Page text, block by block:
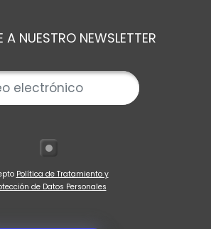
A NUESTRO NEWSLETTER
Política de Tratamiento y
de Datos Personales